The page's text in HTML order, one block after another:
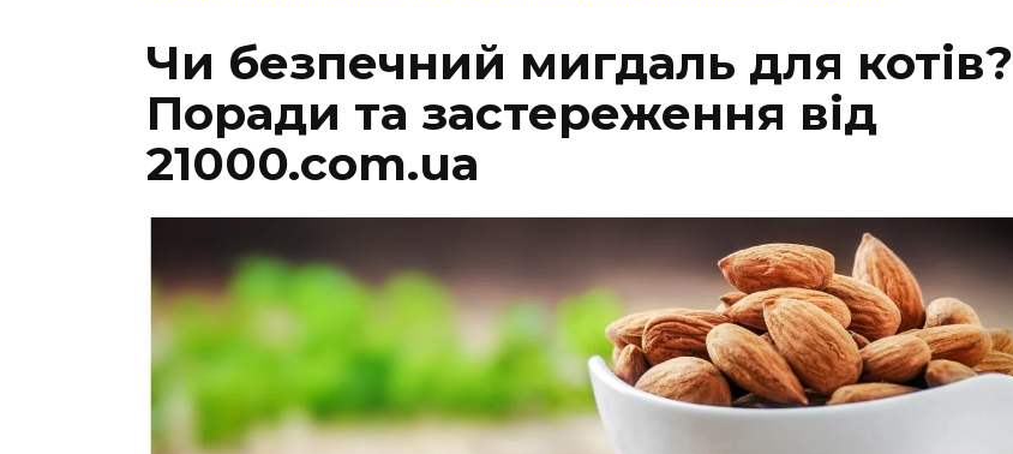
Чи безпечний мигдаль для котів?
Поради та застереження від
21000.com.ua